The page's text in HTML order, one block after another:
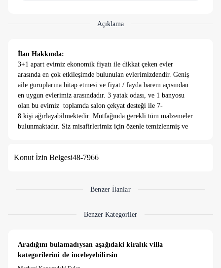
Açıklama
İlan Hakkında:
3+1 apart evimiz ekonomik fiyatı ile dikkat çeken evler
arasında en çok etkileşimde bulunulan evlerimizdendir. Geniş
aile guruplarına hitap etmesi ve fiyat / fayda barem açısından
en uygun evlerimiz arasındadır. 3 yatak odası, ve 1 banyosu
olan bu evimiz toplamda salon çekyat desteği ile 7-
8 kişi ağırlayabilmektedir. Mutfağında gerekli tüm malzemeler
bulunmaktadır. Siz misafirlerimiz için özenle temizlenmiş ve
dolabı, balkon vardır.
2 adet tek kişilik yatak, klima, komidin,
Oturma grubu, klima, yemek masası, tv vardır.
MUTFAK :
Tüm mutfak eşyalarına sahip olan mutfağımızın
içerisinde buzdolabı, çamaşır makinesi, bulaşık makinesi, su
ısıtıcı, tencere tava gibi tüm mutfak araçlarını sizlere
Konut İzin Belgesi48-7966
Benzer İlanlar
Benzer Kategoriler
Aradığını bulamadıysan aşağıdaki kiralık villa
kategorilerini de inceleyebilirsin